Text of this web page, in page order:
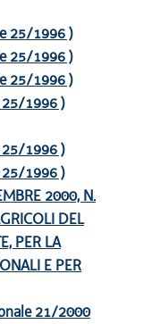
25/1996 )
25/1996 )
25/1996 )
25/1996 )
25/1996 )
25/1996 )
2000, N.
DEL
PER LA
E PER
21/2000